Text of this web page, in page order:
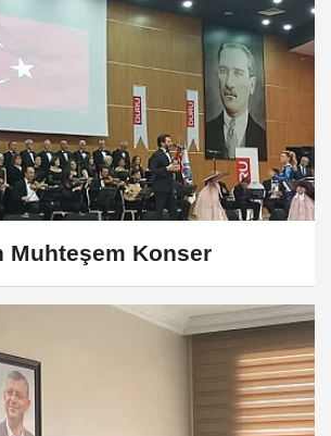
Muhteşem Konser